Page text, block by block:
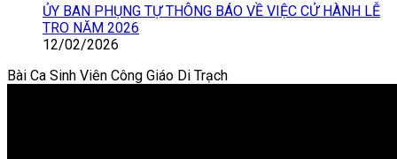
ỦY BAN PHỤNG TỰ THÔNG BÁO VỀ VIỆC CỬ HÀNH LỄ
TRO NĂM 2026
12/02/2026
Bài Ca Sinh Viên Công Giáo Di Trạch